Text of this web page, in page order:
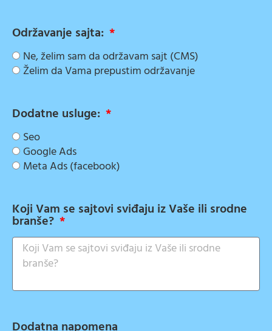
Održavanje sajta:
Ne, želim sam da održavam sajt (CMS)
Želim da Vama prepustim održavanje
Dodatne usluge:
Seo
Google Ads
Meta Ads (facebook)
Koji Vam se sajtovi sviđaju iz Vaše ili srodne
branše?